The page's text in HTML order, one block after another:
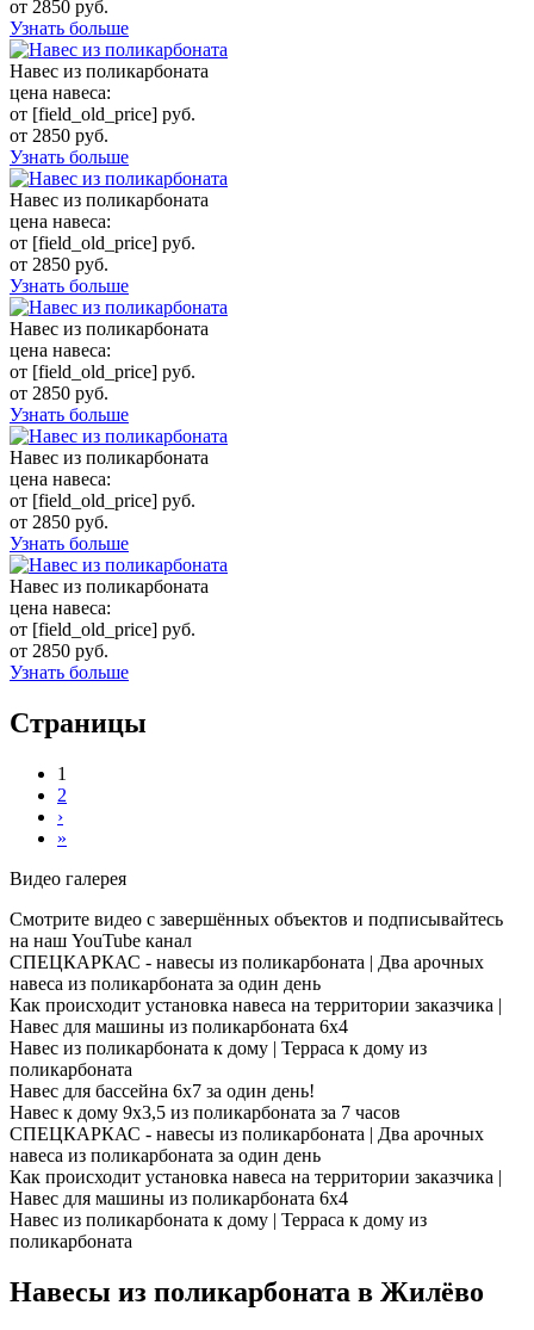
от 2850 руб.
Узнать больше
Навес из поликарбоната
цена навеса:
от [field_old_price] руб.
от 2850 руб.
Узнать больше
Навес из поликарбоната
цена навеса:
от [field_old_price] руб.
от 2850 руб.
Узнать больше
Навес из поликарбоната
цена навеса:
от [field_old_price] руб.
от 2850 руб.
Узнать больше
Навес из поликарбоната
цена навеса:
от [field_old_price] руб.
от 2850 руб.
Узнать больше
Навес из поликарбоната
цена навеса:
от [field_old_price] руб.
от 2850 руб.
Узнать больше
Страницы
1
2
›
»
Видео галерея
Смотрите видео с завершённых объектов и подписывайтесь
на наш YouTube канал
СПЕЦКАРКАС - навесы из поликарбоната | Два арочных
навеса из поликарбоната за один день
Как происходит установка навеса на территории заказчика |
Навес для машины из поликарбоната 6х4
Навес из поликарбоната к дому | Терраса к дому из
поликарбоната
Навес для бассейна 6х7 за один день!
Навес к дому 9х3,5 из поликарбоната за 7 часов
СПЕЦКАРКАС - навесы из поликарбоната | Два арочных
навеса из поликарбоната за один день
Как происходит установка навеса на территории заказчика |
Навес для машины из поликарбоната 6х4
Навес из поликарбоната к дому | Терраса к дому из
поликарбоната
Навесы из поликарбоната в Жилёво